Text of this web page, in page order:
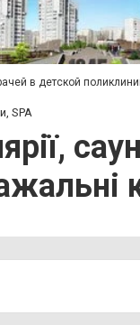
в детской
SPA